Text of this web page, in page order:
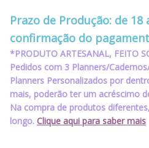
Prazo de Produção: de
confirmação do
*PRODUTO ARTESANAL, FEITO
Pedidos com 3 Planners/
Planners Personalizados por
mais, poderão ter um acréscimo
Na compra de produtos
longo. Clique aqui para saber mais